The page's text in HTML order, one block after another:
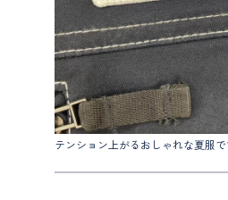
テンション上がるおしゃれな夏